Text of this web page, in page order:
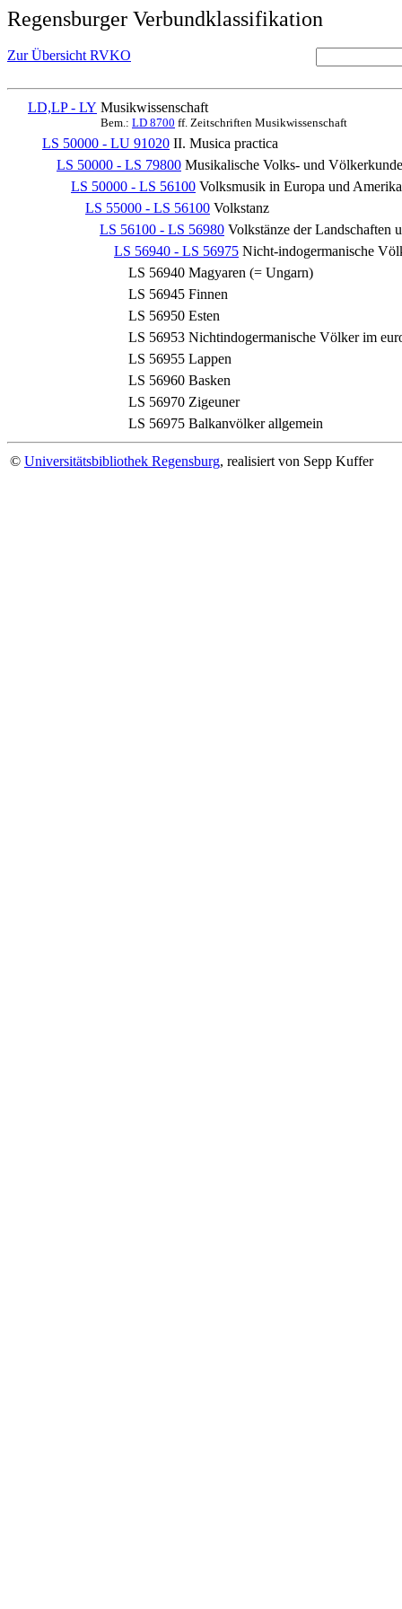
Regensburger Verbundklassifikation
Zur Übersicht RVKO
LD,LP - LY Musikwissenschaft
Bem.: LD 8700 ff. Zeitschriften Musikwissenschaft
LS 50000 - LU 91020 II. Musica practica
LS 50000 - LS 79800 Musikalische Volks- und
LS 50000 - LS 56100 Volksmusik in Europa und
LS 55000 - LS 56100 Volkstanz
LS 56100 - LS 56980 Volkstänze der Landschaften
LS 56940 - LS 56975 Nicht-indogermanische
LS 56940 Magyaren (= Ungarn)
LS 56945 Finnen
LS 56950 Esten
LS 56953 Nichtindogermanische Völker im
LS 56955 Lappen
LS 56960 Basken
LS 56970 Zigeuner
LS 56975 Balkanvölker allgemein
© Universitätsbibliothek Regensburg, realisiert von Sepp Kuffer